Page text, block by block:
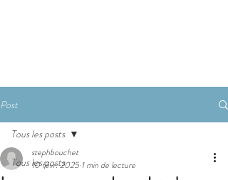
Post
Tous les posts
Tous les posts
stephbouchet
10 févr. 2025 1 min de lecture